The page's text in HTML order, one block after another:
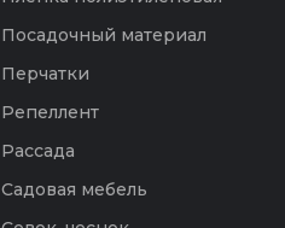
Посадочный материал
Перчатки
Репеллент
Рассада
Садовая мебель